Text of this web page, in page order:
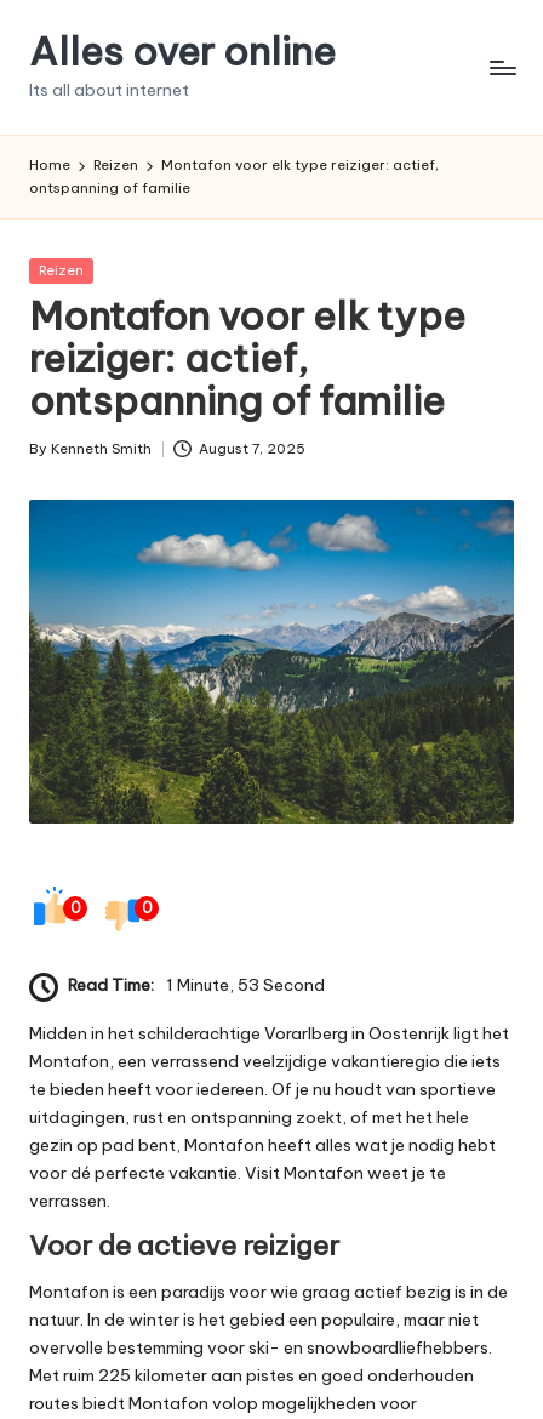
SkipAlles over online
Its all about internet
Home Reizen
Montafon voor elk type reiziger: actief,
ontspanning of familie
Posted
Reizen
Montafon voor elk type
reiziger: actief,
ontspanning of familie
Posted
By Kenneth Smith August 7, 2025
0 0
Read Time: 1 Minute, 53 Second
Midden in het schilderachtige Vorarlberg in Oostenrijk ligt het
Montafon, een verrassend veelzijdige vakantieregio die iets
te bieden heeft voor iedereen. Of je nu houdt van sportieve
uitdagingen, rust en ontspanning zoekt, of met het hele
gezin op pad bent, Montafon heeft alles wat je nodig hebt
voor dé perfecte vakantie. Visit Montafon weet je te
verrassen.
Voor de actieve reiziger
Montafon is een paradijs voor wie graag actief bezig is in de
natuur. In de winter is het gebied een populaire, maar niet
overvolle bestemming voor ski- en snowboardliefhebbers.
Met ruim 225 kilometer aan pistes en goed onderhouden
routes biedt Montafon volop mogelijkheden voor